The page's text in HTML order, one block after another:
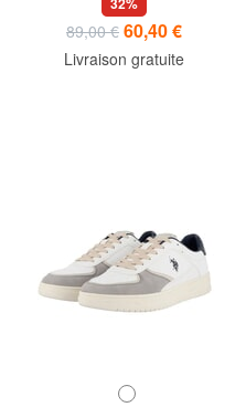
89,00 € 60,40 €
Livraison gratuite